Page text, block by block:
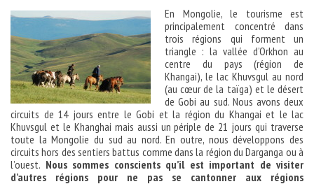
En Mongolie, le tourisme est
principalement concentré dans
trois régions qui forment un
triangle : la vallée d’Orkhon au
centre du pays (région de
Khangai), le lac Khuvsgul au nord
(au cœur de la taïga) et le désert
de Gobi au sud. Nous avons deux
circuits de 14 jours entre le Gobi et la région du Khangai et le lac
Khuvsgul et le Khanghai mais aussi un périple de 21 jours qui traverse
toute la Mongolie du sud au nord. En outre, nous développons des
circuits hors des sentiers battus comme dans la région du Darganga ou à
l’ouest. Nous sommes conscients qu’il est important de visiter
d’autres régions pour ne pas se cantonner aux régions